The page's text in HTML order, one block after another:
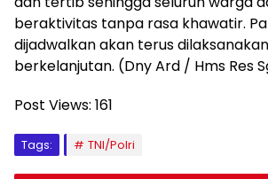
beraktivitas tanpa rasa khawatir.
dijadwalkan akan terus
berkelanjutan. (Dny Ard / Hms Res
Post Views: 161
Tags: TNI/Polri